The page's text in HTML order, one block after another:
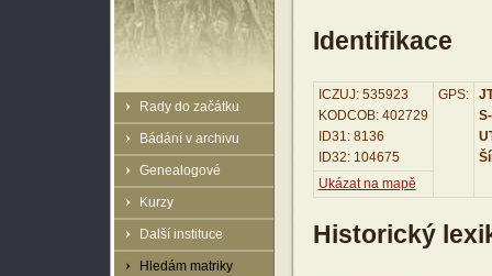
Rady do začátku
Bádání v archivu
Genealogové
Kurzy
Další instituce
Hledám matriky
Identifikace
ICZUJ: 535923
KODCOB: 402729
ID31: 8136
ID32: 104675
GPS:
Ukázat na mapě
Historický